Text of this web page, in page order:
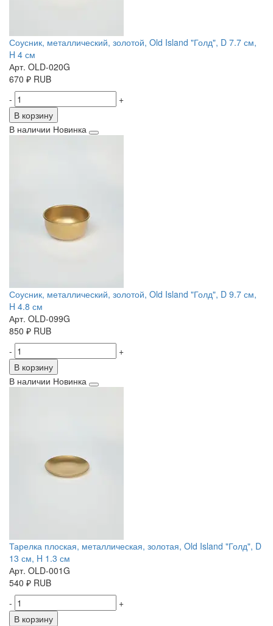
Соусник, металлический, золотой, Old Island "Голд", D 7.7 см,
H 4 см
Арт. OLD-020G
670 ₽ RUB
-
+
В корзину
В наличии Новинка
Соусник, металлический, золотой, Old Island "Голд", D 9.7 см,
H 4.8 см
Арт. OLD-099G
850 ₽ RUB
-
+
В корзину
В наличии Новинка
Тарелка плоская, металлическая, золотая, Old Island "Голд", D
13 см, H 1.3 см
Арт. OLD-001G
540 ₽ RUB
-
+
В корзину